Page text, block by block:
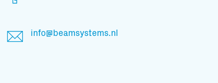
info@beamsystems.nl